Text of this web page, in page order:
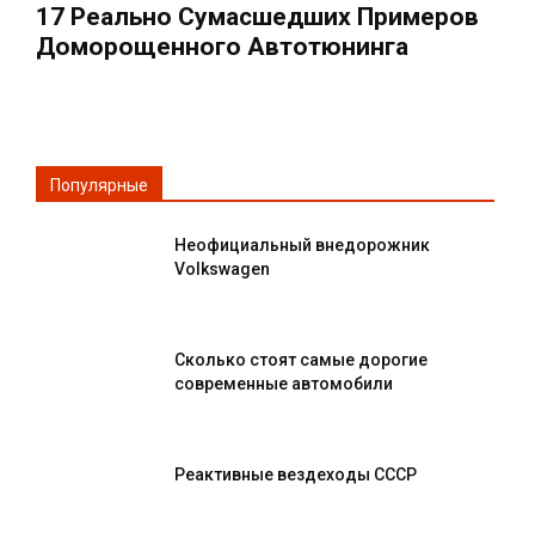
17 Реально Сумасшедших Примеров
Доморощенного Автотюнинга
Популярные
Неофициальный внедорожник
Volkswagen
Сколько стоят самые дорогие
современные автомобили
Реактивные вездеходы СССР